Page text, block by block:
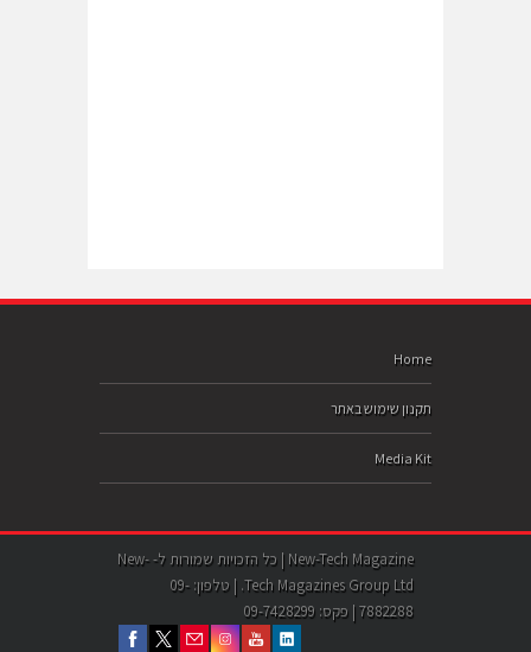
Home
תקנון שימוש באתר
Media Kit
New-Tech Magazine | כל הזכויות שמורות ל- New-
Tech Magazines Group Ltd. | טלפון: 09-
7882288 | פקס: 09-7428299